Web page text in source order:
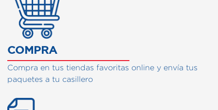
COMPRA
Compra en tus tiendas favoritas online y envía tus
paquetes a tu casillero